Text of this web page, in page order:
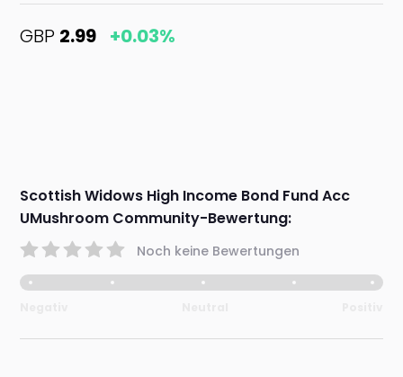
GBP 2.99 +0.03%
Scottish Widows High Income Bond Fund Acc
UMushroom Community-Bewertung:
Noch keine Bewertungen